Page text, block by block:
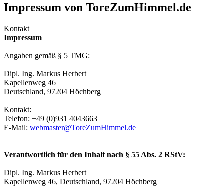
Impressum von ToreZumHimmel.de
Kontakt
Impressum
Angaben gemäß § 5 TMG:
Dipl. Ing. Markus Herbert
Kapellenweg 46
Deutschland, 97204 Höchberg
Kontakt:
Telefon: +49 (0)931 4043663
E-Mail: webmaster@ToreZumHimmel.de
Verantwortlich für den Inhalt nach § 55 Abs. 2 RStV:
Dipl. Ing. Markus Herbert
Kapellenweg 46, Deutschland, 97204 Höchberg